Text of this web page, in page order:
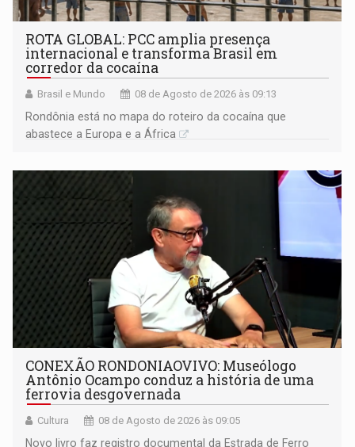
ROTA GLOBAL: PCC amplia presença
internacional e transforma Brasil em
corredor da cocaína
Brasil e Mundo 08 de Agosto de 2026 às 09:13
Rondônia está no mapa do roteiro da cocaína que
abastece a Europa e a África
CONEXÃO RONDONIAOVIVO: Museólogo
Antônio Ocampo conduz a história de uma
ferrovia desgovernada
Cultura 08 de Agosto de 2026 às 09:05
Novo livro faz registro documental da Estrada de Ferro